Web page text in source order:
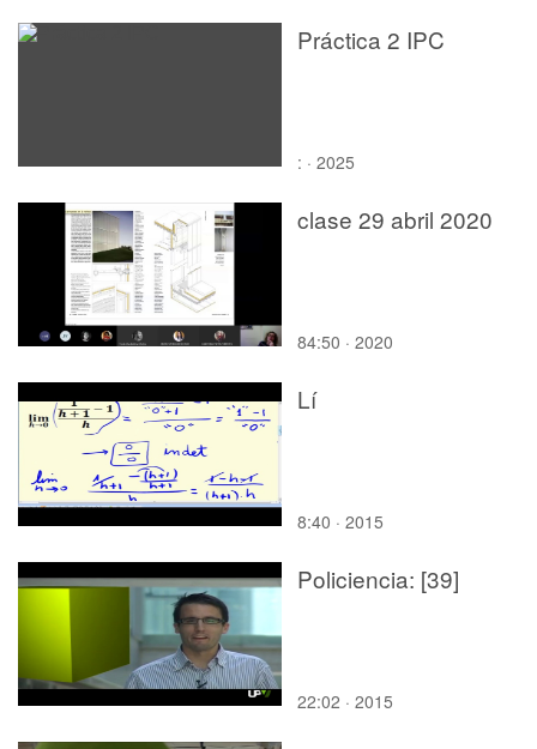
RENTA DE LAS
Práctica 2 IPC
: · 2025
clase 29 abril 2020
84:50 · 2020
Lí
8:40 · 2015
Policiencia: [39]
22:02 · 2015